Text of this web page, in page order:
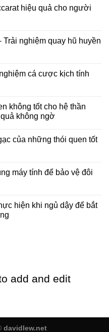
hiệu quả cho người
Trải nghiệm quay hũ huyền
cá cược kịch tính
không tốt cho hệ thần
không ngờ
của những thói quen tốt
máy tính để bảo vệ đôi
hiện khi ngủ dậy để bắt
add and edit
davidlew.net